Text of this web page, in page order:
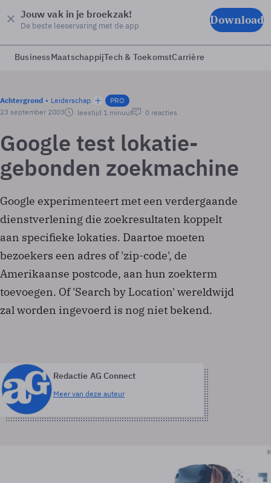
Jouw vak in je broekzak!
De beste leeservaring met de app Download
BusinessMaatschappijTech & ToekomstCarrière
Achtergrond Leiderschap
PRO
23 september 2003
leestijd 1 minuut 0 reacties
Google test lokatie-
gebonden zoekmachine
Google experimenteert met een verdergaande
dienstverlening die zoekresultaten koppelt
aan specifieke lokaties. Daartoe moeten
bezoekers een adres of 'zip-code', de
Amerikaanse postcode, aan hun zoekterm
toevoegen. Of 'Search by Location' wereldwijd
zal worden ingevoerd is nog niet bekend.
Redactie AG Connect
Meer van deze auteur